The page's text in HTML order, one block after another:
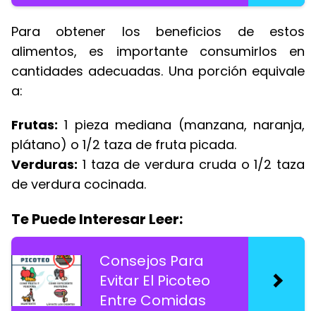
Para obtener los beneficios de estos
alimentos, es importante consumirlos en
cantidades adecuadas. Una porción equivale
a:
Frutas: 1 pieza mediana (manzana, naranja,
plátano) o 1/2 taza de fruta picada.
Verduras: 1 taza de verdura cruda o 1/2 taza
de verdura cocinada.
Te Puede Interesar Leer:
Consejos Para
Evitar El Picoteo
Entre Comidas